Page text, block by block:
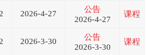
2026-4-27
公告
2026-4-27
课程
2026-3-30
公告
2026-3-30
课程